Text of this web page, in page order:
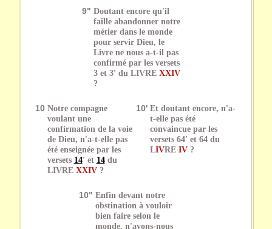
9" Doutant encore qu'il
faille abandonner notre
métier dans le monde
pour servir Dieu, le
Livre ne nous a-t-il pas
confirmé par les versets
3 et 3' du LIVRE XXIV
?
10 Notre compagne
voulant une
confirmation de la voie
de Dieu, n'a-t-elle pas
été enseignée par les
versets 14' et 14du
LIVRE XXIV?
10' Et doutant encore, n'a-
t-elle pas été
convaincue par les
versets 64' et 64 du
LIVRE IV?
10" Enfin devant notre
obstination à vouloir
bien faire selon le
monde, n'avons-nous